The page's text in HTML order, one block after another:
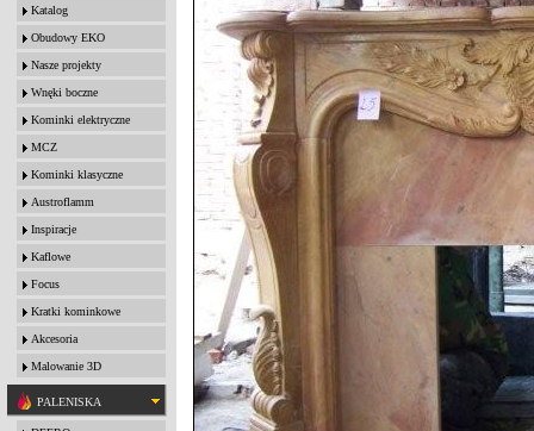
Katalog
Obudowy EKO
Nasze projekty
Wnęki boczne
Kominki elektryczne
MCZ
Kominki klasyczne
Austroflamm
Inspiracje
Kaflowe
Focus
Kratki kominkowe
Akcesoria
Malowanie 3D
PALENISKA